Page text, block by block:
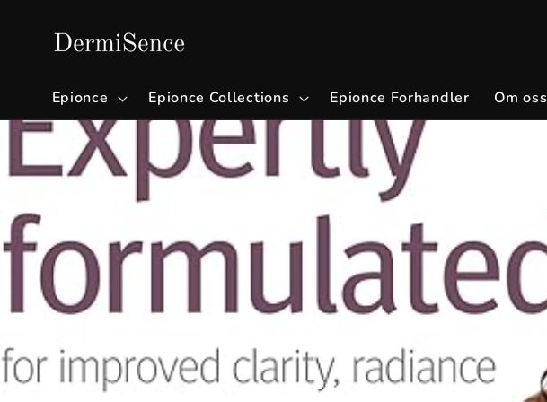
innholdet
Epionce Epionce Collections Epionce Forhandler Om oss